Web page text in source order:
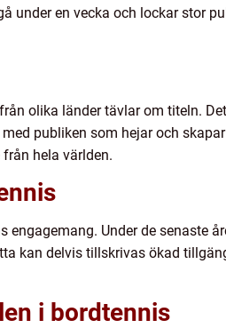
under en vecka och lockar stor
olika länder tävlar om titeln.
publiken som hejar och
hela världen.
Under de senaste
kan delvis tillskrivas ökad
i bordtennis